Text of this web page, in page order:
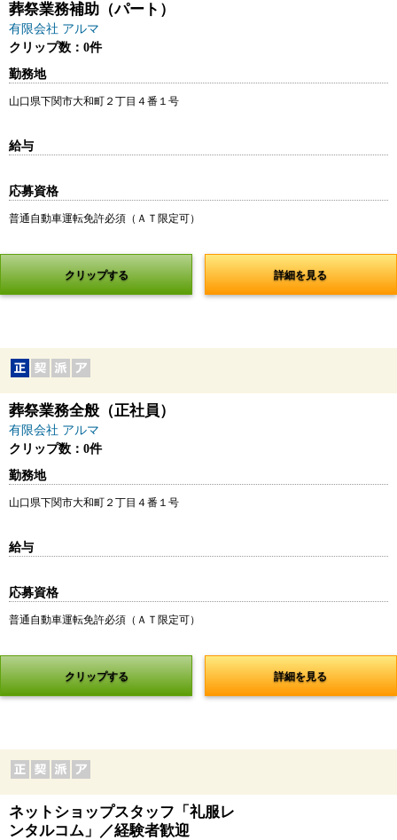
葬祭業務補助（パート）
有限会社 アルマ
クリップ数：0件
勤務地
山口県下関市大和町２丁目４番１号
給与
応募資格
普通自動車運転免許必須（ＡＴ限定可）
クリップする 詳細を見る
葬祭業務全般（正社員）
有限会社 アルマ
クリップ数：0件
勤務地
山口県下関市大和町２丁目４番１号
給与
応募資格
普通自動車運転免許必須（ＡＴ限定可）
クリップする 詳細を見る
ネットショップスタッフ「礼服レ
ンタルコム」／経験者歓迎